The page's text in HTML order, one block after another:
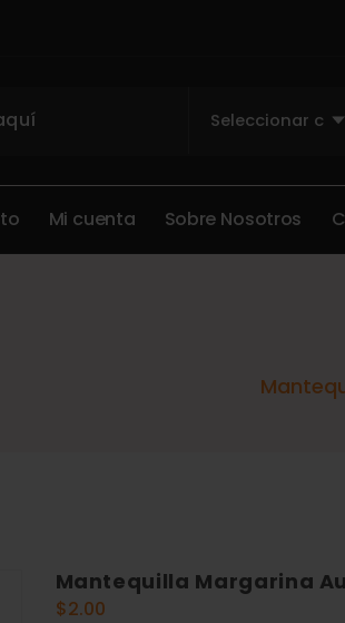
to Mi cuenta Sobre Nosotros C
Mantequilla Margarina
$2.00